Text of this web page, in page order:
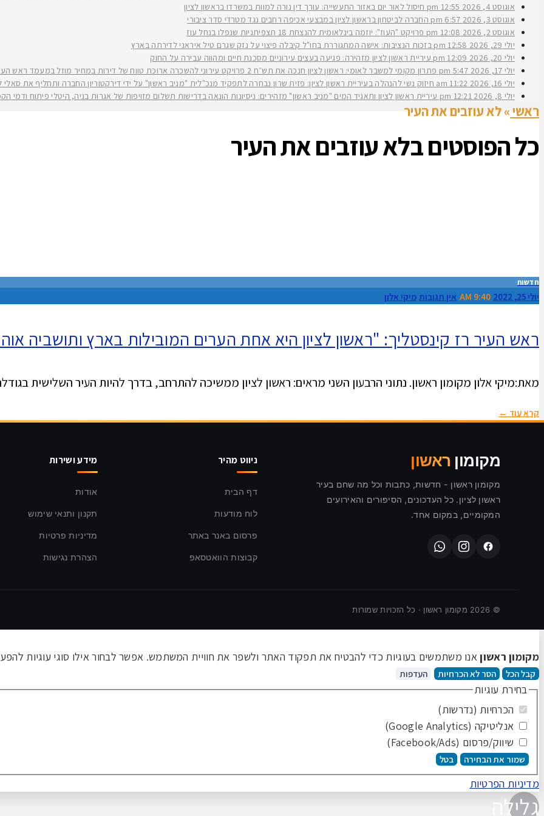
אוגוסט 4, 2026
12:55 pm
חיסול לאור יום באזור התעשייה: עורך דין נורה למוות במשרדו בראשון לציון
אוגוסט 3, 2026
6:57 pm
החברה לביטחון בראשון לציון במבצעי אכיפה רחבים נגד מטרדי סדר ציבורי
אוגוסט 2, 2026
12:08 pm
פרויקט "העוז": יוזמה בינלאומית להנצחת 18 תצפיתניות שנפלו בנחל עוז
יולי 29, 2026
12:58 pm
בזכות הנציבות: אישה המתגוררת בחו"ל קיבלה פיצוי על נזק שגרם טיל איראני לדירתה בארץ
יולי 20, 2026
12:09 pm
עיריית ראשון לציון מזהירה: פגיעה בעצים עירוניים מסכנת חיים ומהווה עבירה על החוק
יולי 17, 2026
5:47 pm
פתרון מקומי למשבר לאומי: ראשון לציון חנכה את תש״ח 2 פרויקט עירוני להשכרה ארוכת טווח של דירות במחיר מוזל במעמד ראש העירייה רז קינסטליך
יולי 16, 2026
11:22 am
חיזוק נשי להנהלה בעיריית ראשון לציון: פזית שרון נבחרה לתפקיד מנכ"לית "מניב ראשון" על ידי דירקטוריון החברה ותחליף את סאלי לוי שפורשת
יולי 8, 2026
12:21 pm עיריית ראשון לציון ותאגיד המים "מניב ראשון" מזהירים: ניסיונות הונאה בדרישות תשלום מזויפות של אגרות בניה, היטלי פיתוח
ראשי»לא עוזבים את העיר
כל הפוסטים בלא עוזבים את העיר
חדשות
יולי 25, 2022 9:40 AM אין תגובות מיקי אלון
ראש העיר רז קינסטליך: "ראשון לציון היא אחת הערים המובילות בארץ ותושביה
מאת:מיקי אלון מקומון ראשון. נתוני הרבעון השני מראים: ראשון לציון ממשיכה להתרחב, בדרך להיות העיר השלישית
קרא עוד ←
מקומון ראשון
מקומון ראשון - חדשות, כתבות וכל מה שחם בעיר
ראשון לציון. כל העדכונים, הסיפורים והאירועים
המקומיים, במקום אחד.
ניווט מהיר
דף הבית
לוח מודעות
פרסום באנר באתר
קבוצות הוואטסאפ
מידע ושירות
אודות
תקנון ותנאי שימוש
מדיניות פרטיות
הצהרת נגישות
©
2026 מקומון ראשון · כל הזכויות שמורות
מקומון ראשוןאנו משתמשים בעוגיות כדי להבטיח את תפקוד האתר ולשפר את חוויית המשתמש. אפשר לבחור אילו סוגי עוגיות
קבל הכל הסר לא הכרחיות העדפות
בחירת עוגיות
הכרחיות (נדרשות)
אנליטיקה (Google Analytics)
שיווק/פרסום (Facebook/Ads)
שמור את הבחירה בטל
מדיניות הפרטיות
גלילה